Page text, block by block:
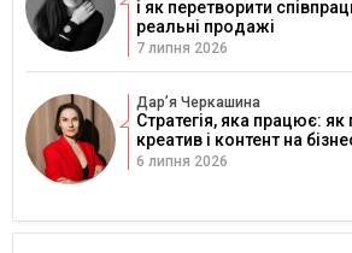
і як перетворити
реальні продажі
7 липня 2026
Дарʼя Черкашина
Стратегія, яка працює: як
креатив і контент на
6 липня 2026